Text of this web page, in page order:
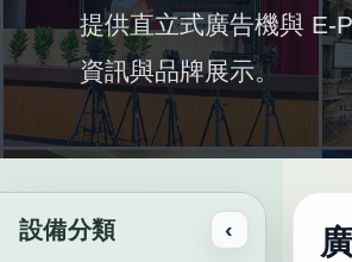
提供直立式廣告機與 E-
資訊與品牌展示。
設備分類 ‹